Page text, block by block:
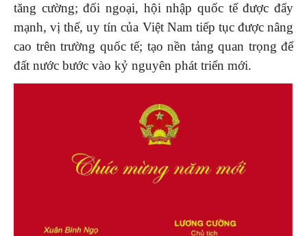
tăng cường; đối ngoại, hội nhập quốc tế được đẩy
mạnh, vị thế, uy tín của Việt Nam tiếp tục được nâng
cao trên trường quốc tế; tạo nền tảng quan trọng để
đất nước bước vào kỷ nguyên phát triển mới.